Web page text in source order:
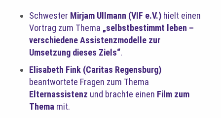
Schwester Mirjam Ullmann (VIF e.V.)hielt einen
Vortrag zum Thema „selbstbestimmt leben –
verschiedene Assistenzmodelle zur
Umsetzung dieses Ziels“.
Elisabeth Fink (Caritas Regensburg)
beantwortete Fragen zum Thema
Elternassistenz und brachte einen Film zum
Themamit.